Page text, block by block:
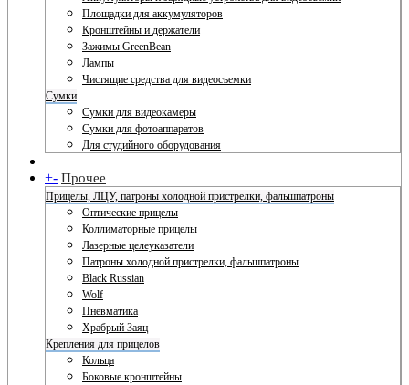
Площадки для аккумуляторов
Кронштейны и держатели
Зажимы GreenBean
Лампы
Чистящие средства для видеосъемки
Сумки
Сумки для видеокамеры
Сумки для фотоаппаратов
Для студийного оборудования
+- Прочее
Прицелы, ЛЦУ, патроны холодной пристрелки, фальшпатроны
Оптические прицелы
Коллиматорные прицелы
Лазерные целеуказатели
Патроны холодной пристрелки, фальшпатроны
Black Russian
Wolf
Пневматика
Храбрый Заяц
Крепления для прицелов
Кольца
Боковые кронштейны